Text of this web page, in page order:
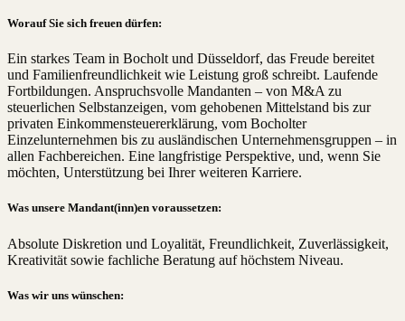
Worauf Sie sich freuen dürfen:
Ein starkes Team in Bocholt und Düsseldorf, das Freude bereitet
und Familienfreundlichkeit wie Leistung groß schreibt. Laufende
Fortbildungen. Anspruchsvolle Mandanten – von M&A zu
steuerlichen Selbstanzeigen, vom gehobenen Mittelstand bis zur
privaten Einkommensteuererklärung, vom Bocholter
Einzelunternehmen bis zu ausländischen Unternehmensgruppen – in
allen Fachbereichen. Eine langfristige Perspektive, und, wenn Sie
möchten, Unterstützung bei Ihrer weiteren Karriere.
Was unsere Mandant(inn)en voraussetzen:
Absolute Diskretion und Loyalität, Freundlichkeit, Zuverlässigkeit,
Kreativität sowie fachliche Beratung auf höchstem Niveau.
Was wir uns wünschen: